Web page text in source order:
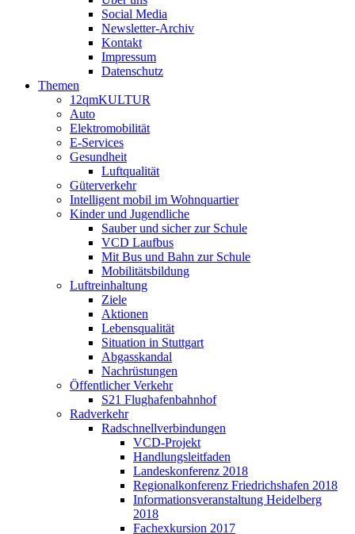
Social Media
Newsletter-Archiv
Kontakt
Impressum
Datenschutz
Themen
12qmKULTUR
Auto
Elektromobilität
E-Services
Gesundheit
Luftqualität
Güterverkehr
Intelligent mobil im Wohnquartier
Kinder und Jugendliche
Sauber und sicher zur Schule
VCD Laufbus
Mit Bus und Bahn zur Schule
Mobilitätsbildung
Luftreinhaltung
Ziele
Aktionen
Lebensqualität
Situation in Stuttgart
Abgasskandal
Nachrüstungen
Öffentlicher Verkehr
S21 Flughafenbahnhof
Radverkehr
Radschnellverbindungen
VCD-Projekt
Handlungsleitfaden
Landeskonferenz 2018
Regionalkonferenz Friedrichshafen 2018
Informationsveranstaltung Heidelberg
2018
Fachexkursion 2017